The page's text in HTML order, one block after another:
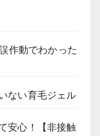
作動でわかった
ない育毛ジェル
安心！【非接触